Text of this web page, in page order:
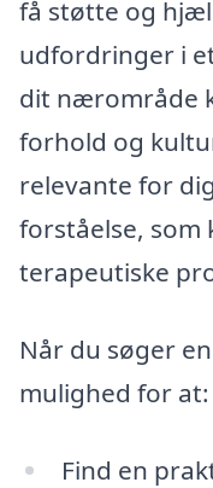
få støtte og
udfordringer i
dit nærområde
forhold og
relevante for
forståelse,
terapeutiske
Når du søger
mulighed for at:
Find en